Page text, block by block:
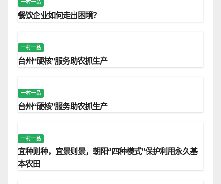
一村一品
餐饮企业如何走出困境？
一村一品
台州“硬核”服务助农抓生产
一村一品
台州“硬核”服务助农抓生产
一村一品
宜种则种，宜景则景，朝阳“四种模式”保护利用永久基
本农田